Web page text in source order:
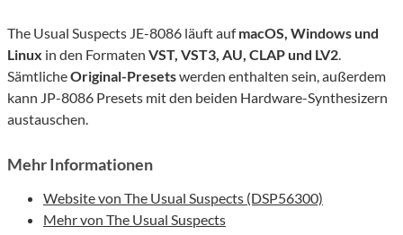
The Usual Suspects JE-8086 läuft aufmacOS, Windows und
Linux in den Formaten VST, VST3, AU, CLAP und LV2.
SämtlicheOriginal-Presetswerden enthalten sein, außerdem
kann JP-8086 Presets mit den beiden Hardware-Synthesizern
austauschen.
Mehr Informationen
Website von The Usual Suspects (DSP56300)
Mehr von The Usual Suspects